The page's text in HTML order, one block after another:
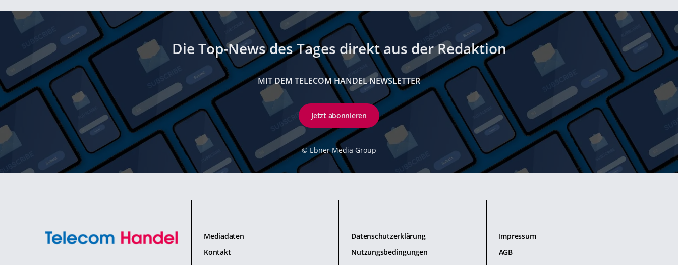
Die Top-News des Tages direkt aus der Redaktion
MIT DEM TELECOM HANDEL NEWSLETTER
Jetzt abonnieren
© Ebner Media Group
Mediadaten
Kontakt
Datenschutzerklärung
Nutzungsbedingungen
Impressum
AGB